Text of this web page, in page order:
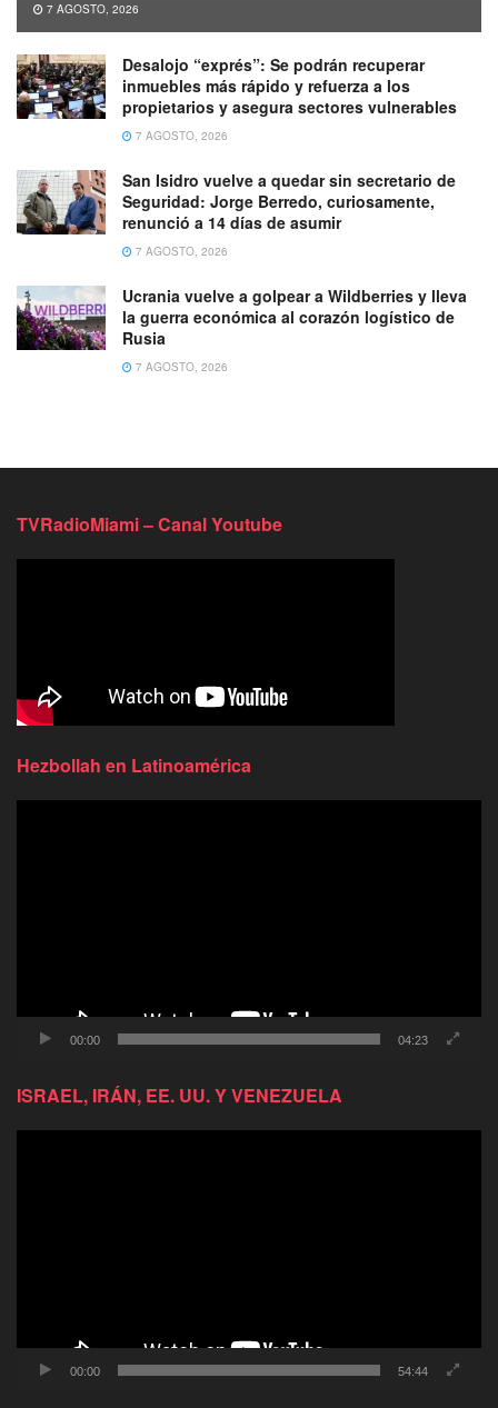
7 AGOSTO, 2026
Desalojo “exprés”: Se podrán recuperar
inmuebles más rápido y refuerza a los
propietarios y asegura sectores vulnerables
7 AGOSTO, 2026
San Isidro vuelve a quedar sin secretario de
Seguridad: Jorge Berredo, curiosamente,
renunció a 14 días de asumir
7 AGOSTO, 2026
Ucrania vuelve a golpear a Wildberries y lleva
la guerra económica al corazón logístico de
Rusia
7 AGOSTO, 2026
TVRadioMiami – Canal Youtube
Hezbollah en Latinoamérica
00:00 04:23
ISRAEL, IRÁN, EE. UU. Y VENEZUELA
00:00 54:44